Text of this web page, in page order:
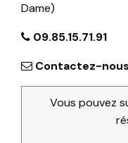
Dame)
09.85.15.71.91
Contactez-nous
Vous pouvez